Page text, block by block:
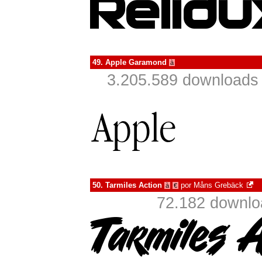
49. Apple Garamond à
3.205.589
50. Tarmiles Action à € por Måns Grebäck
72.182